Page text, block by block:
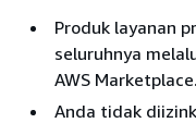
Produk layanan
seluruhnya
AWS Marketplace.
Anda tidak